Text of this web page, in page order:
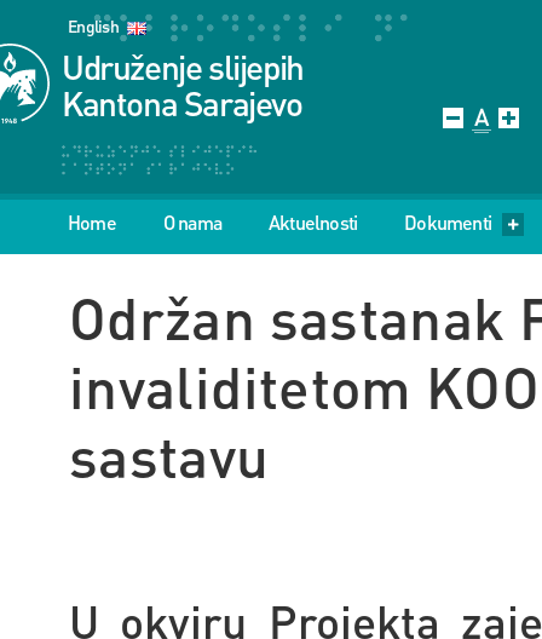
English
Udruženje slijepih
Kantona Sarajevo
Home O nama Aktuelnosti Dokumenti
Održan sastanak
invaliditetom
sastavu
U okviru Projekta